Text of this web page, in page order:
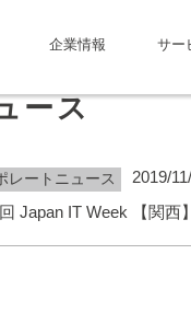
企業情報 サー
ース
レートニュース
2019/
回 Japan IT Week 【関